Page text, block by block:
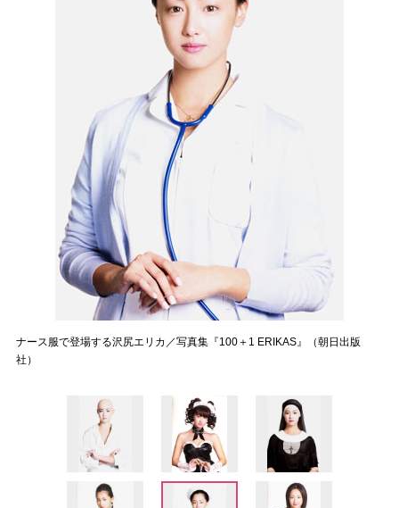
ナース服で登場する沢尻エリカ／写真集『100＋1 ERIKAS』（朝日出版
社）